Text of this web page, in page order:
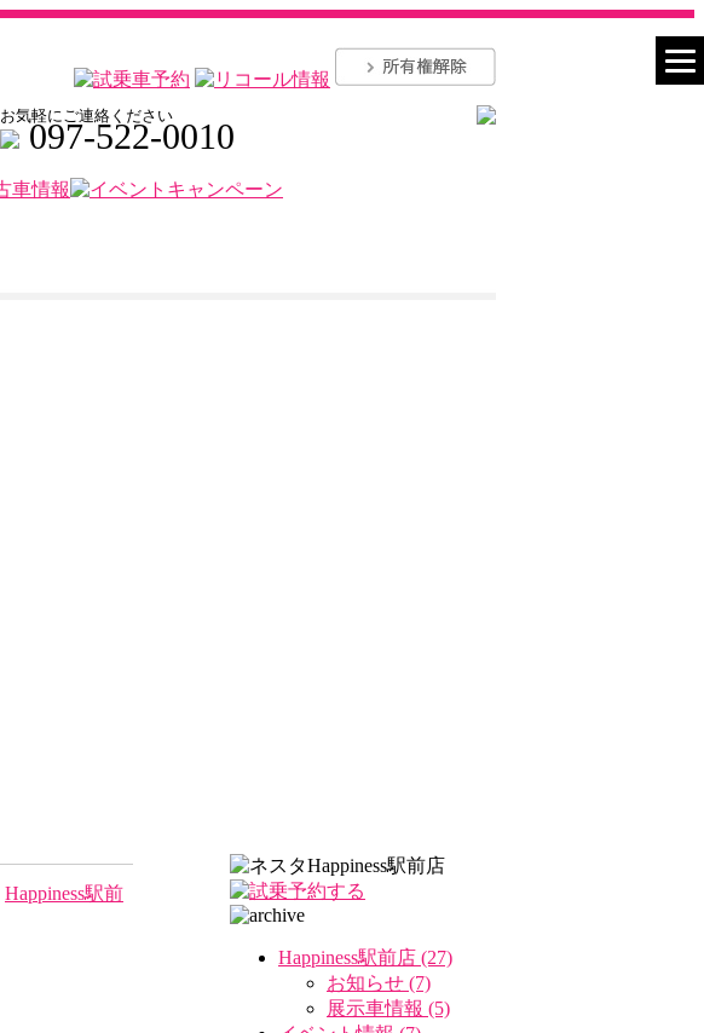
お気軽にご連絡ください
097-522-0010
Happiness駅前
Happiness駅前店 (27)
お知らせ (7)
展示車情報 (5)